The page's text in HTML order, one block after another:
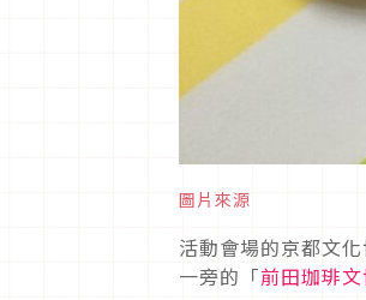
圖片來源
活動會場的京都文
一旁的「前田珈琲